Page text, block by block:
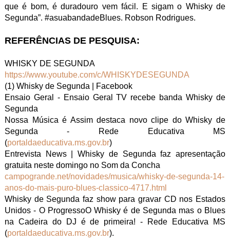
que é bom, é duradouro vem fácil. E sigam o Whisky de
Segunda”. #asuabandadeBlues. Robson Rodrigues.
REFERÊNCIAS DE PESQUISA:
WHISKY DE SEGUNDA
https://www.youtube.com/c/WHISKYDESEGUNDA
(1) Whisky de Segunda | Facebook
Ensaio Geral - Ensaio Geral TV recebe banda Whisky de
Segunda
Nossa Música é Assim destaca novo clipe do Whisky de
Segunda - Rede Educativa MS
(portaldaeducativa.ms.gov.br)
Entrevista News | Whisky de Segunda faz apresentação
gratuita neste domingo no Som da Concha
campogrande.net/novidades/musica/whisky-de-segunda-14-
anos-do-mais-puro-blues-classico-4717.html
Whisky de Segunda faz show para gravar CD nos Estados
Unidos - O ProgressoO Whisky é de Segunda mas o Blues
na Cadeira do DJ é de primeira! - Rede Educativa MS
(portaldaeducativa.ms.gov.br).